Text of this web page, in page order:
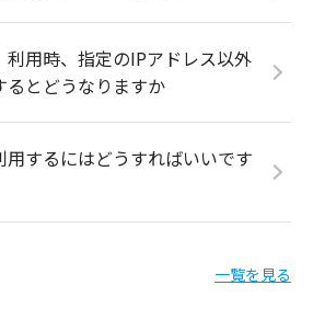
利用時、指定のIPアドレス以外
るとどうなりますか
用するにはどうすればいいです
一覧を見る